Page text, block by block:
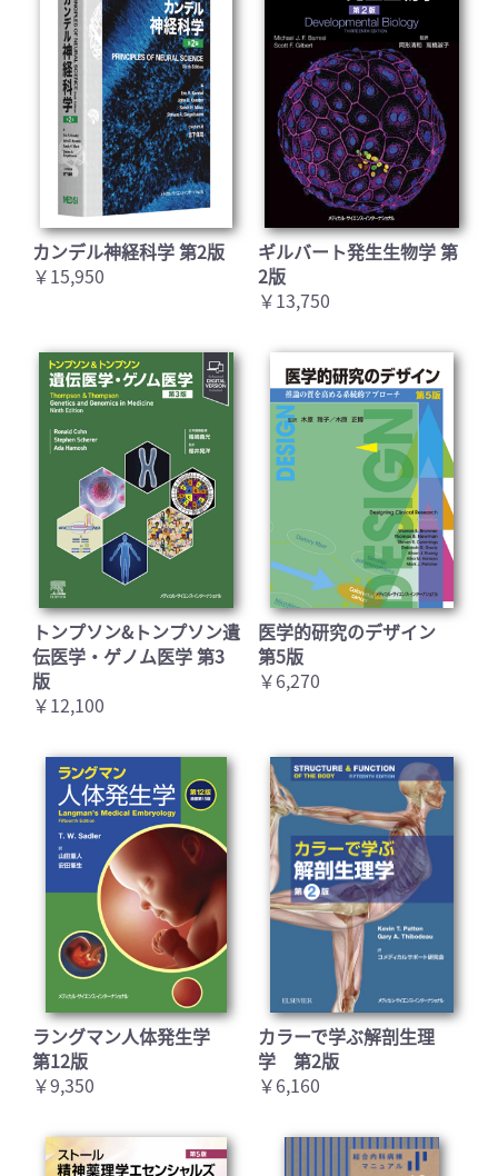
お買い物を続ける カートへ進む
カンデル神経科学 第2版
￥15,950
ギルバート発生生物学 第
2版
￥13,750
トンプソン&トンプソン遺
伝医学・ゲノム医学 第3
版
￥12,100
医学的研究のデザイン
第5版
￥6,270
ラングマン人体発生学
第12版
￥9,350
カラーで学ぶ解剖生理
学 第2版
￥6,160